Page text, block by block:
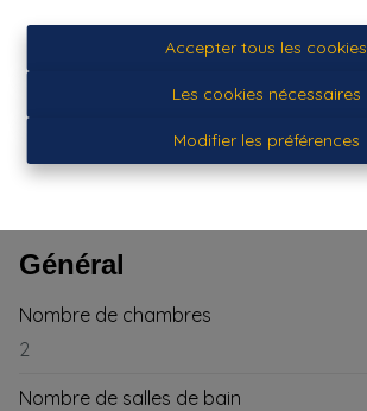
Accepter tous les cookies
Les cookies nécessaires
Modifier les préférences
Général
Nombre de chambres
2
Nombre de salles de bain